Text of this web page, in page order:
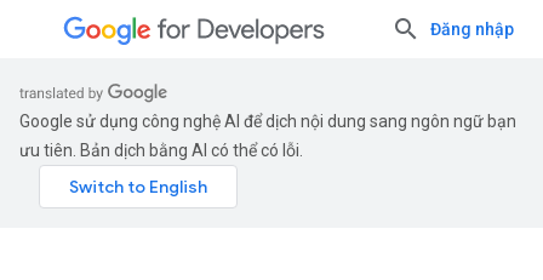
Đăng nhập
Google sử dụng công nghệ AI để dịch nội dung sang ngôn ngữ bạn
ưu tiên. Bản dịch bằng AI có thể có lỗi.